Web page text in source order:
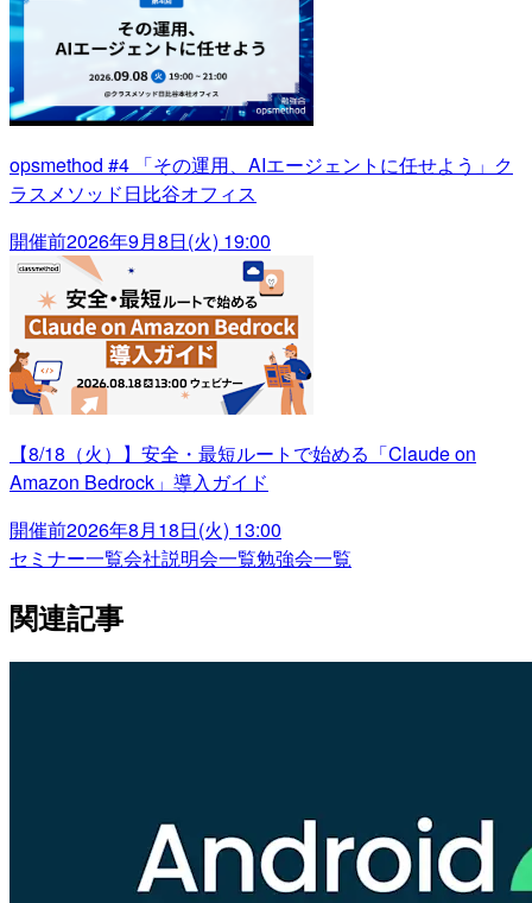
opsmethod #4 「その運用、AIエージェントに任せよう」ク
ラスメソッド日比谷オフィス
開催前2026年9月8日(火) 19:00
【8/18（火）】安全・最短ルートで始める「Claude on
Amazon Bedrock」導入ガイド
開催前2026年8月18日(火) 13:00
セミナー一覧会社説明会一覧勉強会一覧
関連記事